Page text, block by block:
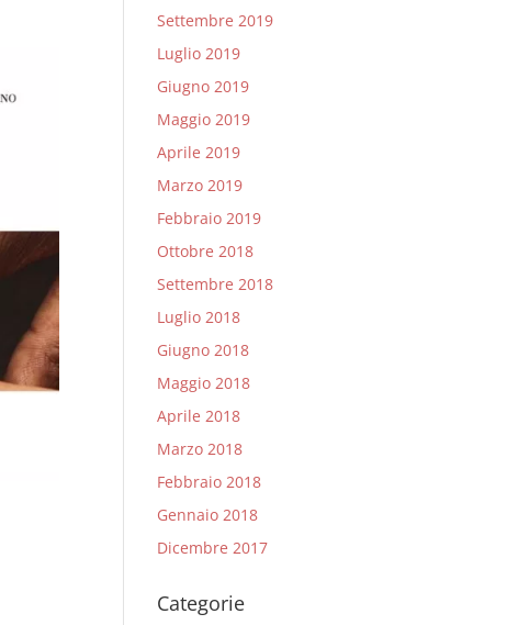
Settembre 2019
Luglio 2019
Giugno 2019
Maggio 2019
Aprile 2019
Marzo 2019
Febbraio 2019
Ottobre 2018
Settembre 2018
Luglio 2018
Giugno 2018
Maggio 2018
Aprile 2018
Marzo 2018
Febbraio 2018
Gennaio 2018
Dicembre 2017
Categorie